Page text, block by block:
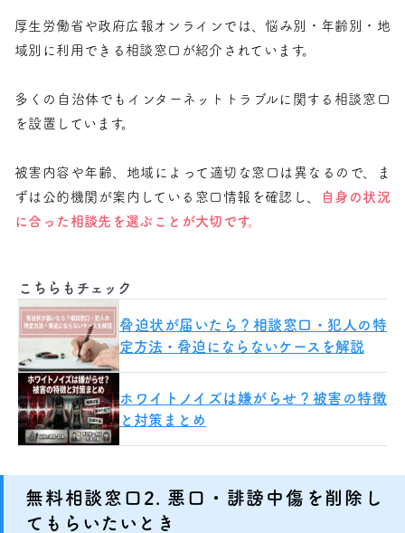
厚生労働省や政府広報オンラインでは、悩み別・年齢別・地
域別に利用できる相談窓口が紹介されています。
多くの自治体でもインターネットトラブルに関する相談窓口
を設置しています。
被害内容や年齢、地域によって適切な窓口は異なるので、ま
ずは公的機関が案内している窓口情報を確認し、
自身の状況
に合った相談先を選ぶことが大切です。
こちらもチェック
脅迫状が届いたら？相談窓口・犯人の特
定方法・脅迫にならないケースを解説
ホワイトノイズは嫌がらせ？被害の特徴
と対策まとめ
無料相談窓口2. 悪口・誹謗中傷を削除し
てもらいたいとき